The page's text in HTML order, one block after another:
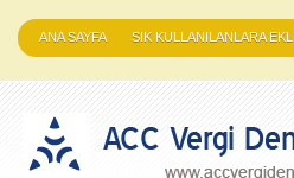
ANA SAYFA SIK KULLANILANLARA